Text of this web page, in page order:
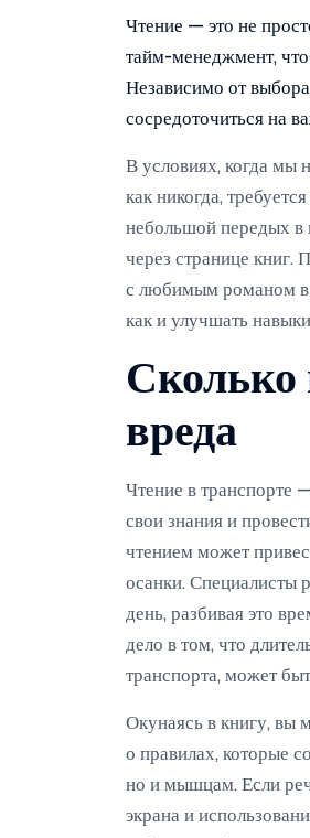
Чтение — это не
тайм-менеджмент,
Независимо от
сосредоточиться на
В условиях, когда мы
как никогда,
небольшой передых в
через странице книг.
с любимым романом в
как и улучшать
Сколько
вреда
Чтение в транспорте
свои знания и
чтением может
осанки. Специалисты
день, разбивая это
дело в том, что
транспорта, может
Окунаясь в книгу, вы
о правилах, которые
но и мышцам. Если
экрана и